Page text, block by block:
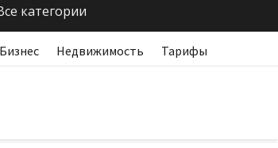
категории
Бизнес Недвижимость Тарифы